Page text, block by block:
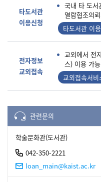
타도서관
이용신청
국내 타 도서
열람협조의
타도서관 이
전자정보
교외접속
교외에서 전
스) 이용 가능
교외접속서비
관련문의
학술문화관(도서관)
042-350-2221
loan_main@kaist.ac.kr